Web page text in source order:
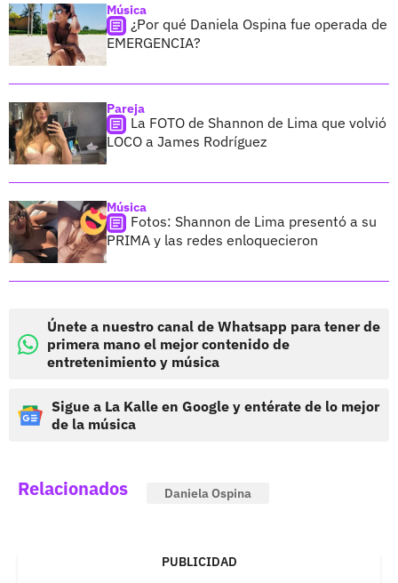
Música
¿Por qué Daniela Ospina fue operada de
EMERGENCIA?
Pareja
La FOTO de Shannon de Lima que volvió
LOCO a James Rodríguez
Música
Fotos: Shannon de Lima presentó a su
PRIMA y las redes enloquecieron
Únete a nuestro canal de Whatsapp para tener de
primera mano el mejor contenido de
entretenimiento y música
Sigue a La Kalle en Google y entérate de lo mejor
de la música
Relacionados Daniela Ospina
PUBLICIDAD